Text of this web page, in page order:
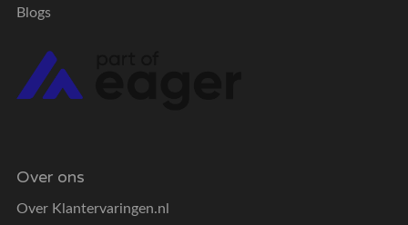
Blogs
Over ons
Over Klantervaringen.nl